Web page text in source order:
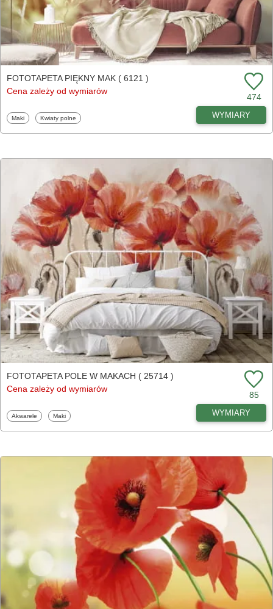
FOTOTAPETA PIĘKNY MAK ( 6121 )
Cena zależy od wymiarów
474
Fototapety
Maki Fototapety
Kwiaty polne WYMIARY
FOTOTAPETA POLE W MAKACH ( 25714 )
Cena zależy od wymiarów
85
Fototapety
Akwarele Fototapety
Maki WYMIARY